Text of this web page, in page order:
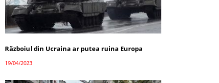
Războiul din Ucraina ar putea ruina Europa
19/04/2023